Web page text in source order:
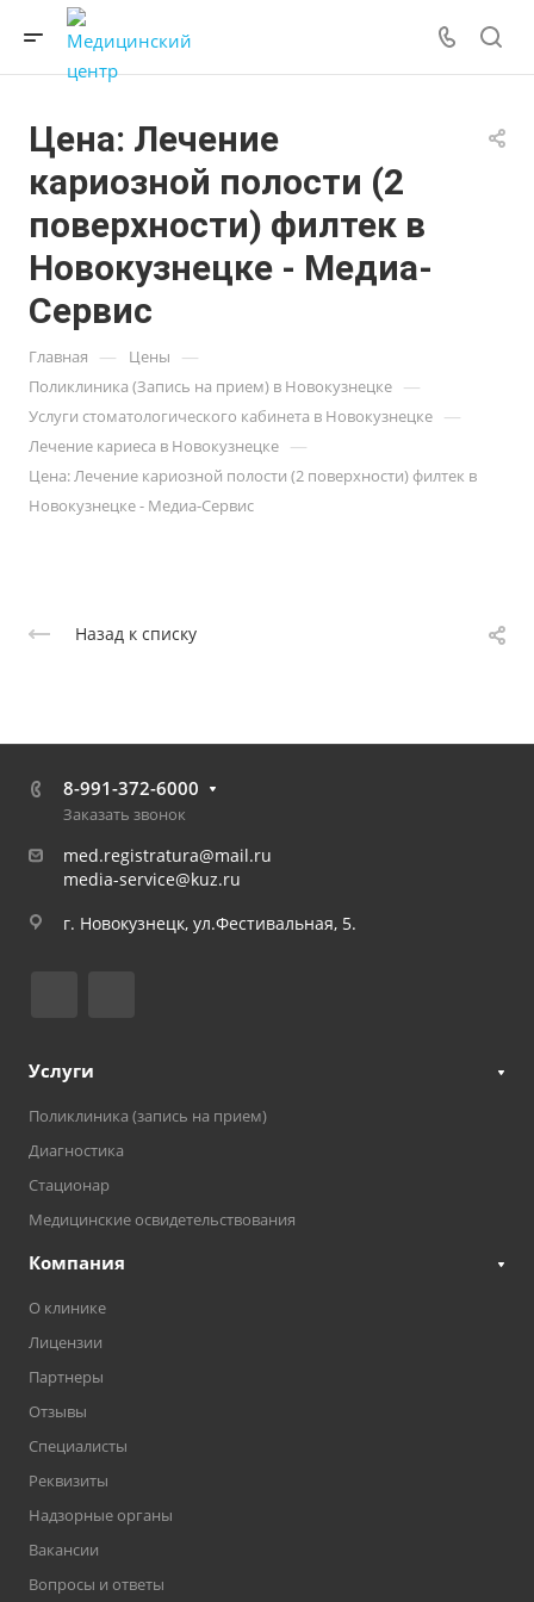
Цена: Лечение
кариозной полости (2
поверхности) филтек в
Новокузнецке - Медиа-
Сервис
Главная — Цены —
Поликлиника (Запись на прием) в Новокузнецке —
Услуги стоматологического кабинета в Новокузнецке —
Лечение кариеса в Новокузнецке —
Цена: Лечение кариозной полости (2 поверхности) филтек в
Новокузнецке - Медиа-Сервис
Назад к списку
8-991-372-6000
Заказать звонок
med.registratura@mail.ru
media-service@kuz.ru
г. Новокузнецк, ул.Фестивальная, 5.
Услуги
Поликлиника (запись на прием)
Диагностика
Стационар
Медицинские освидетельствования
Компания
О клинике
Лицензии
Партнеры
Отзывы
Специалисты
Реквизиты
Надзорные органы
Вакансии
Вопросы и ответы